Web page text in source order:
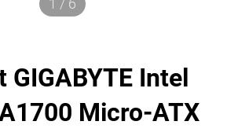
GIGABYTE Intel
Micro-ATX